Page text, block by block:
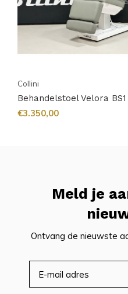
Collini
Behandelstoel Velora BS1
€3.350,00
Meld je
Ontvang de nieuwste